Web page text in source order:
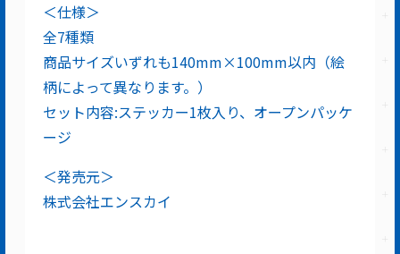
＜仕様＞
全7種類
商品サイズいずれも140mm×100mm以内（絵
柄によって異なります。）
セット内容:ステッカー1枚入り、オープンパッケ
ージ
＜発売元＞
株式会社エンスカイ